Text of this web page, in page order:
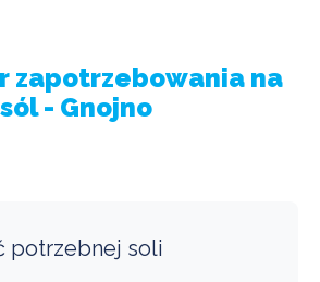
zapotrzebowania na
sól - Gnojno
potrzebnej soli